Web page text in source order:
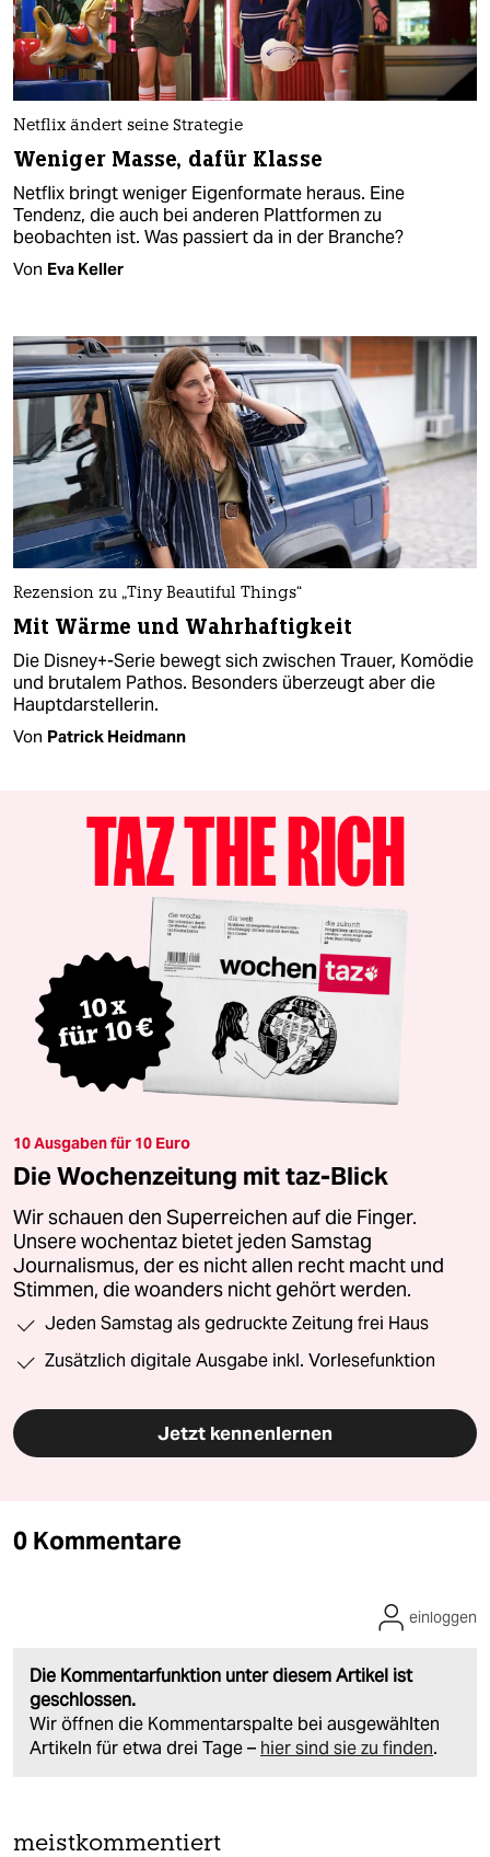
Netflix ändert seine Strategie
Weniger Masse, dafür Klasse
Netflix bringt weniger Eigenformate heraus. Eine
Tendenz, die auch bei anderen Plattformen zu
beobachten ist. Was passiert da in der Branche?
Von Eva Keller
Rezension zu „Tiny Beautiful Things“
Mit Wärme und Wahrhaftigkeit
Die Disney+-Serie bewegt sich zwischen Trauer, Komödie
und brutalem Pathos. Besonders überzeugt aber die
Hauptdarstellerin.
Von Patrick Heidmann
10 Ausgaben für 10 Euro
Die Wochenzeitung mit taz-Blick
Wir schauen den Superreichen auf die Finger.
Unsere wochentaz bietet jeden Samstag
Journalismus, der es nicht allen recht macht und
Stimmen, die woanders nicht gehört werden.
Jeden Samstag als gedruckte Zeitung frei Haus
Zusätzlich digitale Ausgabe inkl. Vorlesefunktion
Jetzt kennenlernen
0 Kommentare
Die Kommentarfunktion unter diesem Artikel ist
geschlossen.
Wir öffnen die Kommentarspalte bei ausgewählten
Artikeln für etwa drei Tage – hier sind sie zu finden.
einloggen
meistkommentiert